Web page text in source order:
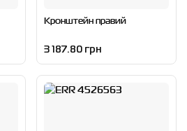
Кронштейн правий
3 187.80 грн